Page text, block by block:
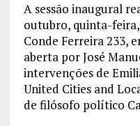
A sessão inaugural
outubro, quinta-feira,
Conde Ferreira 233,
aberta por José
intervenções de
United Cities and
de filósofo político